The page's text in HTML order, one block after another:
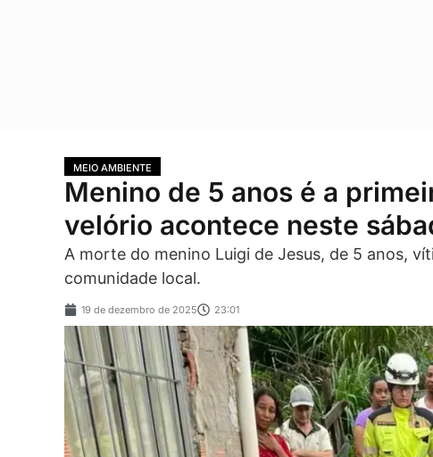
MEIO AMBIENTE
Menino de 5 anos é a
velório acontece neste
A morte do menino Luigi de Jesus, de 5 anos,
comunidade local.
19 de dezembro de 2025 23:01